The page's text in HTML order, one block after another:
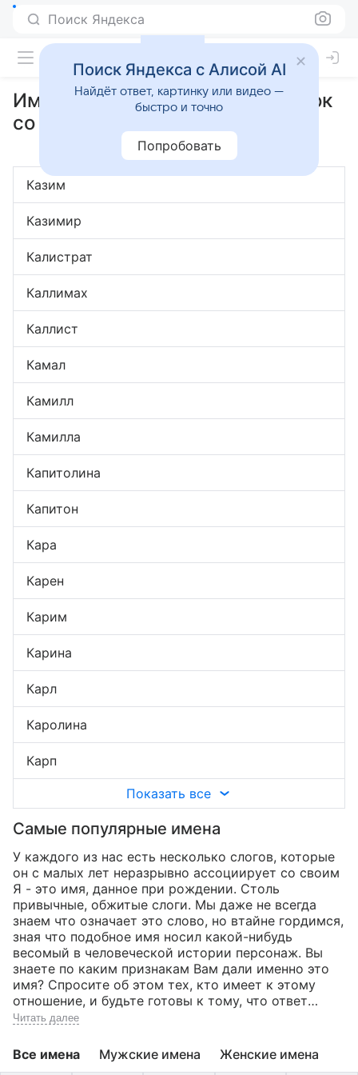
Поиск Яндекса
Имена на букву К: полный список
со значениями
Казим
Казимир
Калистрат
Каллимах
Каллист
Камал
Камилл
Камилла
Капитолина
Капитон
Кара
Карен
Карим
Карина
Карл
Каролина
Карп
Показать все
Самые популярные имена
У каждого из нас есть несколько слогов, которые
он с малых лет неразрывно ассоциирует со своим
Я - это имя, данное при рождении. Столь
привычные, обжитые слоги. Мы даже не всегда
знаем что означает это слово, но втайне гордимся,
зная что подобное имя носил какой-нибудь
весомый в человеческой истории персонаж. Вы
знаете по каким признакам Вам дали именно это
имя? Спросите об этом тех, кто имеет к этому
отношение, и будьте готовы к тому, что ответ
может оказаться самым неожиданным из всех, что
именем с древнейших времен носило
мистический, сакральный характер. Имя
Читать далее
Все имена Мужские имена Женские имена
Поиск Яндекса с Алисой AI
Найдёт ответ, картинку или видео —
быстро и точно
Попробовать